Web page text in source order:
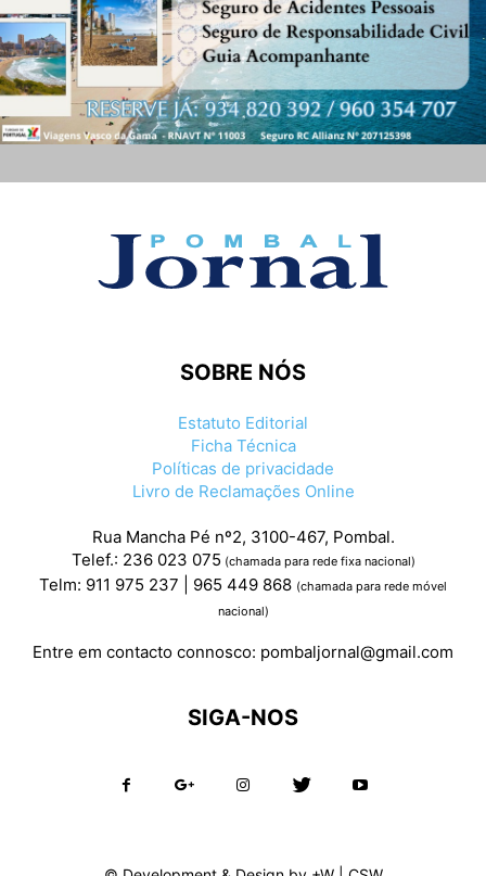
SOBRE NÓS
Estatuto Editorial
Ficha Técnica
Políticas de privacidade
Livro de Reclamações Online
Rua Mancha Pé nº2, 3100-467, Pombal.
Telef.: 236 023 075 (chamada para rede fixa nacional)
Telm: 911 975 237 | 965 449 868 (chamada para rede móvel
nacional)
Entre em contacto connosco: pombaljornal@gmail.com
SIGA-NOS